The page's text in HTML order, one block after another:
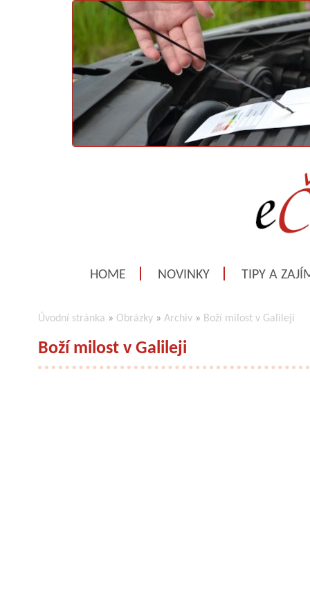
HOME NOVINKY TIPY A
Úvodní stránka » Obrázky » Archiv » Boží milost v Galileji
Boží milost v Galileji